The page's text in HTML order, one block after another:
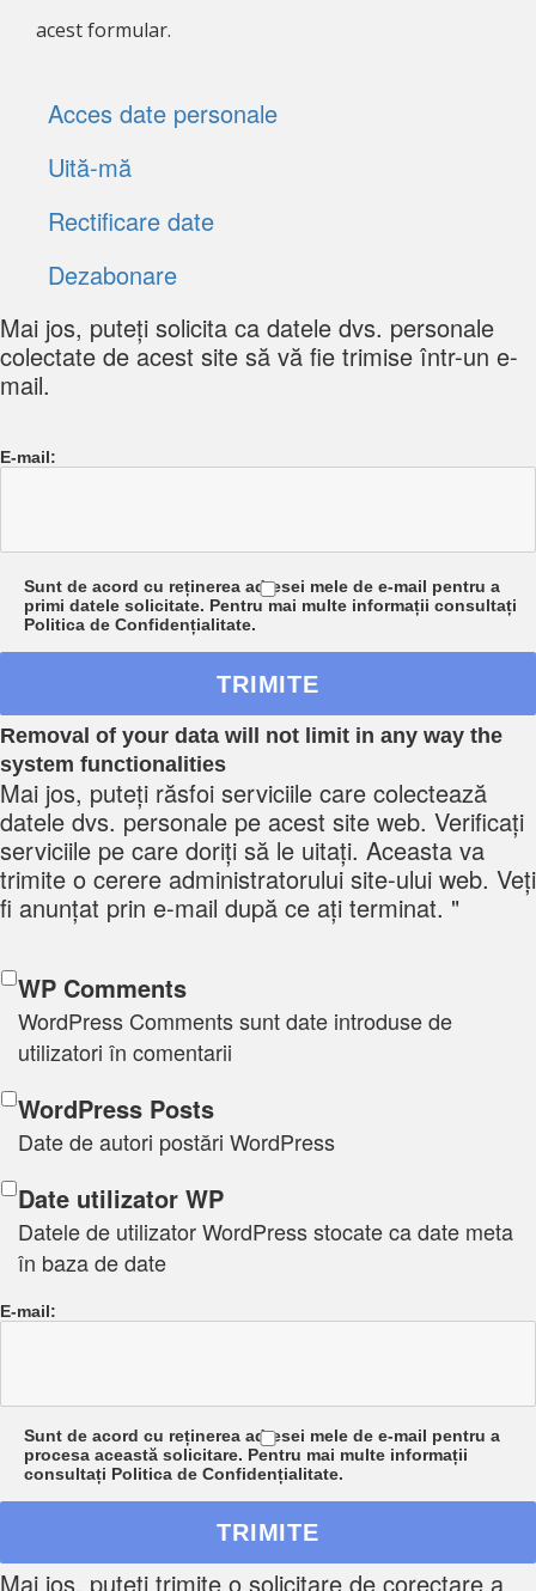
acest formular.
Acces date personale
Uită-mă
Rectificare date
Dezabonare
Mai jos, puteți solicita ca datele dvs. personale
colectate de acest site să vă fie trimise într-un e-
mail.
E-mail:
Sunt de acord cu reținerea adresei mele de e-mail pentru a
primi datele solicitate. Pentru mai multe informații consultați
Politica de Confidențialitate.
Removal of your data will not limit in any way the
system functionalities
Mai jos, puteți răsfoi serviciile care colectează
datele dvs. personale pe acest site web. Verificați
serviciile pe care doriți să le uitați. Aceasta va
trimite o cerere administratorului site-ului web. Veți
fi anunțat prin e-mail după ce ați terminat. "
WP Comments
WordPress Comments sunt date introduse de
utilizatori în comentarii
WordPress Posts
Date de autori postări WordPress
Date utilizator WP
Datele de utilizator WordPress stocate ca date meta
în baza de date
E-mail:
Sunt de acord cu reținerea adresei mele de e-mail pentru a
procesa această solicitare. Pentru mai multe informații
consultați Politica de Confidențialitate.
Mai jos, puteți trimite o solicitare de corectare a